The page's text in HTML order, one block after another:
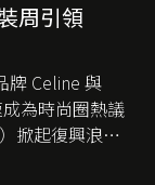
周引領
牌 Celine 與
為時尚圈熱議
掀起復興浪